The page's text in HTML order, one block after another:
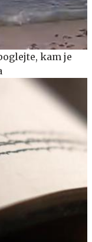
kam je